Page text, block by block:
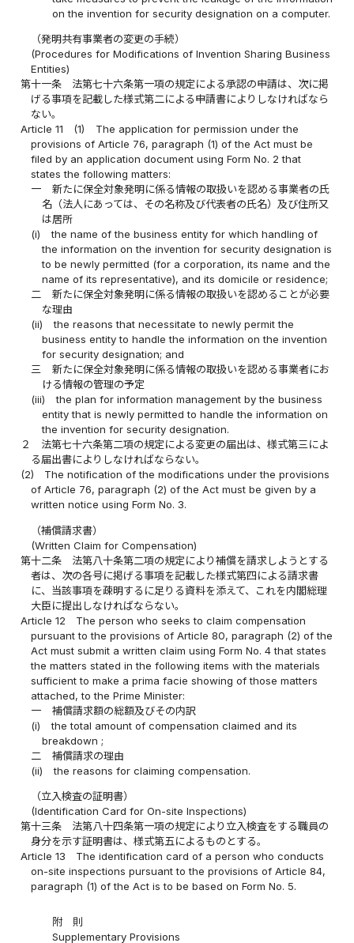
on the invention for security designation on a computer.
（発明共有事業者の変更の手続）
(Procedures for Modifications of Invention Sharing Business
Entities)
第十一条
法第七十六条第一項の規定による承認の申請は、次に掲
げる事項を記載した様式第二による申請書によりしなければなら
ない。
Article 11
(1)
The application for permission under the
provisions of Article 76, paragraph (1) of the Act must be
filed by an application document using Form No. 2 that
states the following matters:
一
新たに保全対象発明に係る情報の取扱いを認める事業者の氏
名（法人にあっては、その名称及び代表者の氏名）及び住所又
は居所
(i)
the name of the business entity for which handling of
the information on the invention for security designation is
to be newly permitted (for a corporation, its name and the
name of its representative), and its domicile or residence;
二
新たに保全対象発明に係る情報の取扱いを認めることが必要
な理由
(ii)
the reasons that necessitate to newly permit the
business entity to handle the information on the invention
for security designation; and
三
新たに保全対象発明に係る情報の取扱いを認める事業者にお
ける情報の管理の予定
(iii)
the plan for information management by the business
entity that is newly permitted to handle the information on
the invention for security designation.
２
法第七十六条第二項の規定による変更の届出は、様式第三によ
る届出書によりしなければならない。
(2)
The notification of the modifications under the provisions
of Article 76, paragraph (2) of the Act must be given by a
written notice using Form No. 3.
（補償請求書）
(Written Claim for Compensation)
第十二条
法第八十条第二項の規定により補償を請求しようとする
者は、次の各号に掲げる事項を記載した様式第四による請求書
に、当該事項を疎明するに足りる資料を添えて、これを内閣総理
大臣に提出しなければならない。
Article 12
The person who seeks to claim compensation
pursuant to the provisions of Article 80, paragraph (2) of the
Act must submit a written claim using Form No. 4 that states
the matters stated in the following items with the materials
sufficient to make a prima facie showing of those matters
attached, to the Prime Minister:
一
補償請求額の総額及びその内訳
(i)
the total amount of compensation claimed and its
breakdown ;
二
補償請求の理由
(ii)
the reasons for claiming compensation.
（立入検査の証明書）
(Identification Card for On-site Inspections)
第十三条
法第八十四条第一項の規定により立入検査をする職員の
身分を示す証明書は、様式第五によるものとする。
Article 13
The identification card of a person who conducts
on-site inspections pursuant to the provisions of Article 84,
paragraph (1) of the Act is to be based on Form No. 5.
附 則
Supplementary Provisions